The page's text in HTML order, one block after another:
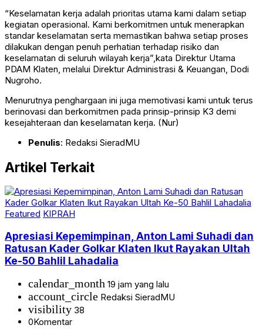
“Keselamatan kerja adalah prioritas utama kami dalam setiap
kegiatan operasional. Kami berkomitmen untuk menerapkan
standar keselamatan serta memastikan bahwa setiap proses
dilakukan dengan penuh perhatian terhadap risiko dan
keselamatan di seluruh wilayah kerja”,kata Direktur Utama
PDAM Klaten, melalui Direktur Administrasi & Keuangan, Dodi
Nugroho.
Menurutnya penghargaan ini juga memotivasi kami untuk terus
berinovasi dan berkomitmen pada prinsip-prinsip K3 demi
kesejahteraan dan keselamatan kerja. (Nur)
Penulis: Redaksi SieradMU
Artikel Terkait
Featured KIPRAH
Apresiasi Kepemimpinan, Anton Lami Suhadi dan
Ratusan Kader Golkar Klaten Ikut Rayakan Ultah
Ke-50 Bahlil Lahadalia
calendar_month 19 jam yang lalu
account_circle Redaksi SieradMU
visibility 38
0Komentar